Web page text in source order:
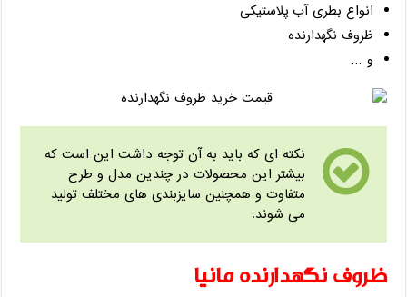
انواع بطری آب پلاستیکی
ظروف نگهدارنده
و …
نکته ای که باید به آن توجه داشت این است که
بیشتر این محصولات در چندین مدل و طرح
متفاوت و همچنین سایزبندی های مختلف تولید
می شوند.
ظروف نگهدارنده مانیا